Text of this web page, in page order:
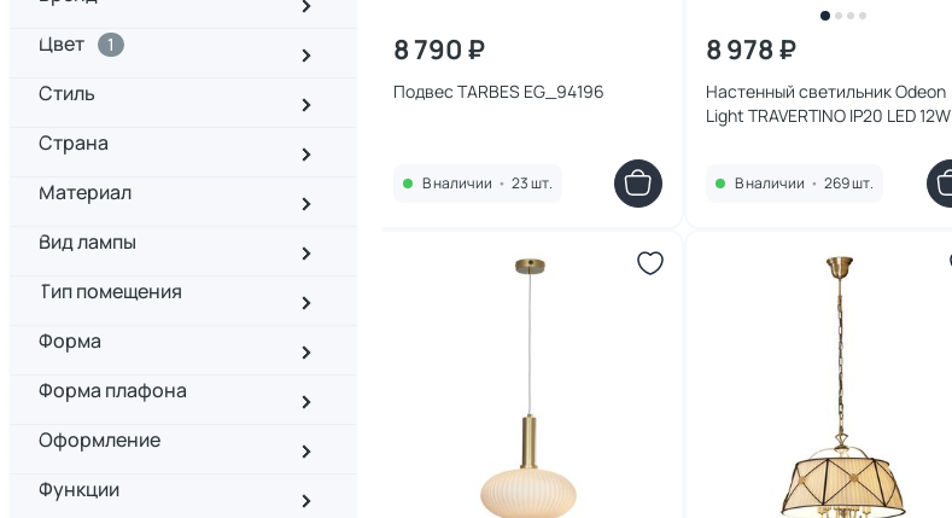
Цвет
1
Стиль
Страна
Материал
Вид лампы
Тип помещения
Форма
Форма плафона
Оформление
Функции
8 790 ₽
Подвес TARBES EG_94196
В наличии • 23 шт.
8 978 ₽
Настенный светильник Odeon
Light TRAVERTINO IP20 LED 12W
В наличии • 269 шт.